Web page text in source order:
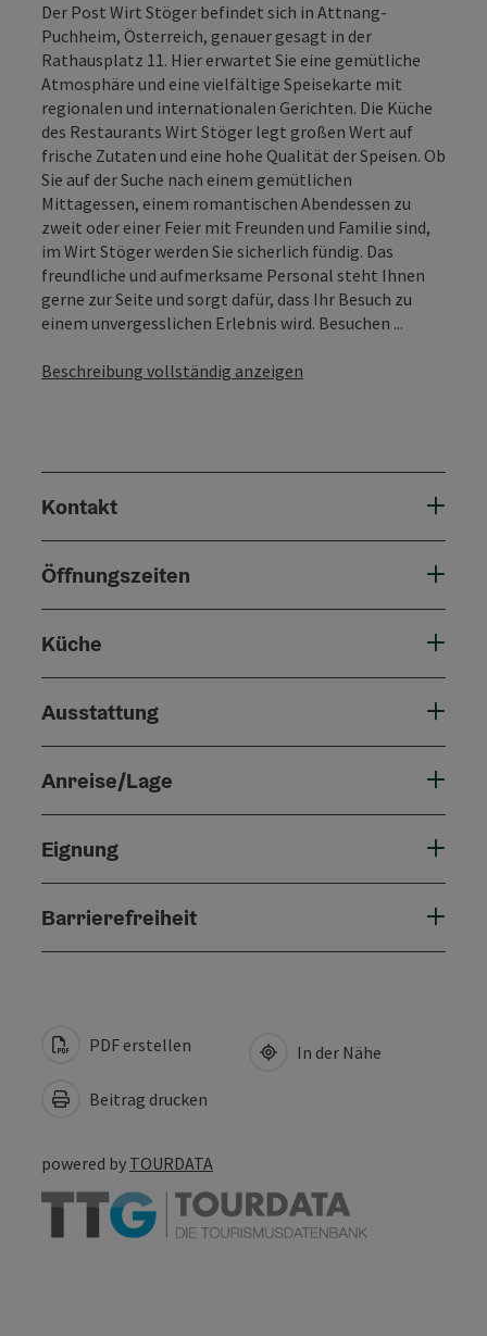
Der Post Wirt Stöger befindet sich in Attnang-
Puchheim, Österreich, genauer gesagt in der
Rathausplatz 11. Hier erwartet Sie eine gemütliche
Atmosphäre und eine vielfältige Speisekarte mit
regionalen und internationalen Gerichten. Die Küche
des Restaurants Wirt Stöger legt großen Wert auf
frische Zutaten und eine hohe Qualität der Speisen. Ob
Sie auf der Suche nach einem gemütlichen
Mittagessen, einem romantischen Abendessen zu
zweit oder einer Feier mit Freunden und Familie sind,
im Wirt Stöger werden Sie sicherlich fündig. Das
freundliche und aufmerksame Personal steht Ihnen
gerne zur Seite und sorgt dafür, dass Ihr Besuch zu
einem unvergesslichen Erlebnis wird. Besuchen ...
Beschreibung vollständig anzeigen
Kontakt
Öffnungszeiten
Küche
Ausstattung
Anreise/Lage
Eignung
Barrierefreiheit
PDF erstellen
Beitrag drucken
In der Nähe
powered by TOURDATA